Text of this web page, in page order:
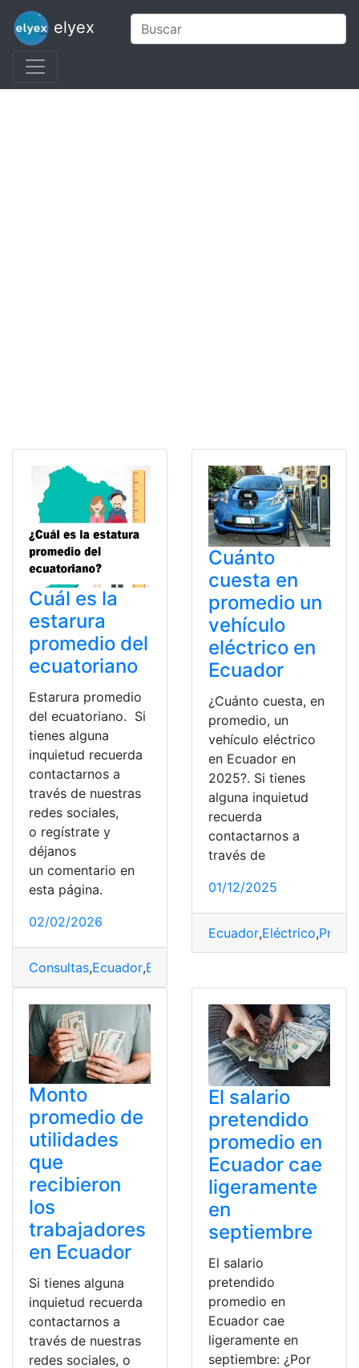
elyex
Cuál es la
estarura
promedio del
ecuatoriano
Estarura promedio
del ecuatoriano. Si
tienes alguna
inquietud recuerda
contactarnos a
través de nuestras
redes sociales,
o regístrate y
déjanos
un comentario en
esta página.
02/02/2026
Consultas,Ecuador,Estatura
Cuánto
cuesta en
promedio un
vehículo
eléctrico en
Ecuador
¿Cuánto cuesta, en
promedio, un
vehículo eléctrico
en Ecuador en
2025?. Si tienes
alguna inquietud
recuerda
contactarnos a
través de
01/12/2025
Ecuador,Eléctrico,Precio
Monto
promedio de
utilidades
que
recibieron
los
trabajadores
en Ecuador
Si tienes alguna
inquietud recuerda
contactarnos a
través de nuestras
redes sociales, o
El salario
pretendido
promedio en
Ecuador cae
ligeramente
en
septiembre
El salario
pretendido
promedio en
Ecuador cae
ligeramente en
septiembre: ¿Por